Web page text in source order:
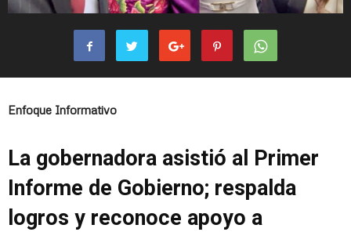
Enfoque Informativo
La gobernadora asistió al Primer
Informe de Gobierno; respalda
logros y reconoce apoyo a